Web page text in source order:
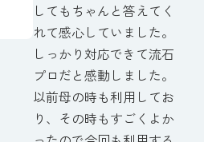
してもちゃんと答えてく
れて感心していました。
しっかり対応できて流石
プロだと感動しました。
以前母の時も利用してお
り、その時もすごくよか